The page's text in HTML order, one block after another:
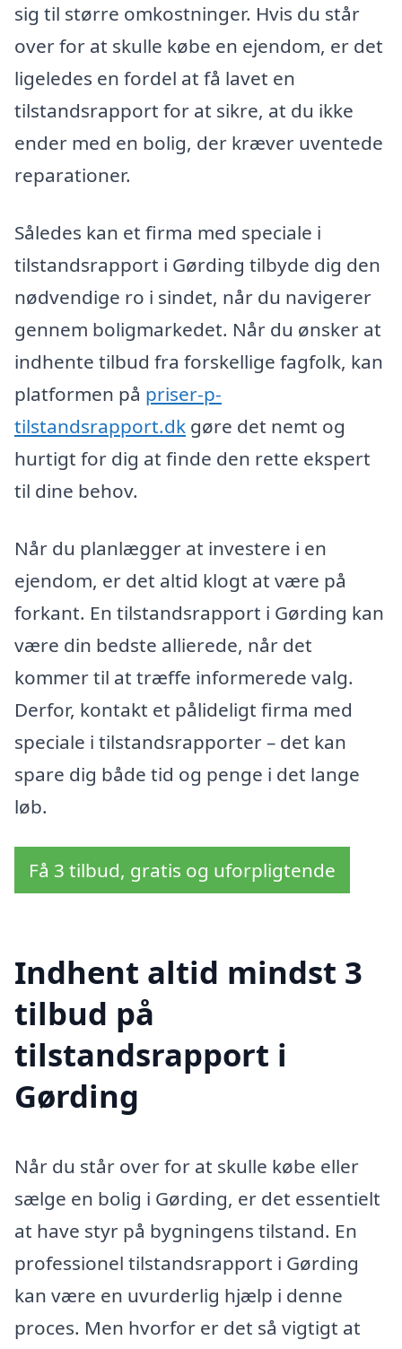
sig til større omkostninger. Hvis du står
over for at skulle købe en ejendom, er det
ligeledes en fordel at få lavet en
tilstandsrapport for at sikre, at du ikke
ender med en bolig, der kræver uventede
reparationer.
Således kan et firma med speciale i
tilstandsrapport i Gørding tilbyde dig den
nødvendige ro i sindet, når du navigerer
gennem boligmarkedet. Når du ønsker at
indhente tilbud fra forskellige fagfolk, kan
platformen på priser-p-
tilstandsrapport.dk gøre det nemt og
hurtigt for dig at finde den rette ekspert
til dine behov.
Når du planlægger at investere i en
ejendom, er det altid klogt at være på
forkant. En tilstandsrapport i Gørding kan
være din bedste allierede, når det
kommer til at træffe informerede valg.
Derfor, kontakt et pålideligt firma med
speciale i tilstandsrapporter – det kan
spare dig både tid og penge i det lange
løb.
Få 3 tilbud, gratis og uforpligtende
Indhent altid mindst 3
tilbud på
tilstandsrapport i
Gørding
Når du står over for at skulle købe eller
sælge en bolig i Gørding, er det essentielt
at have styr på bygningens tilstand. En
professionel tilstandsrapport i Gørding
kan være en uvurderlig hjælp i denne
proces. Men hvorfor er det så vigtigt at